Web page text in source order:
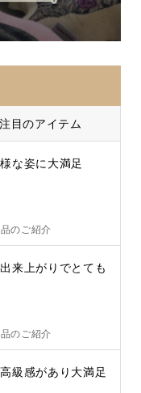
注目のアイテム
な姿に大満足
のご紹介
来上がりでとても
のご紹介
級感があり大満足